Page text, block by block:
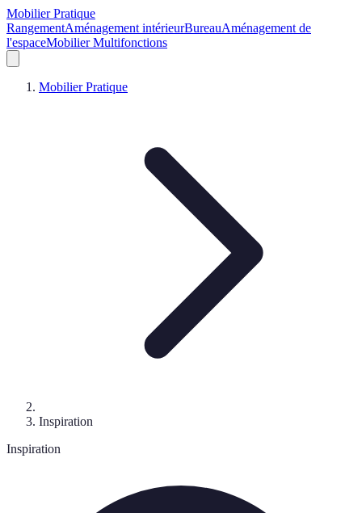
Mobilier Pratique
RangementAménagement intérieurBureauAménagement de
l'espaceMobilier Multifonctions
Mobilier Pratique
Inspiration
Inspiration